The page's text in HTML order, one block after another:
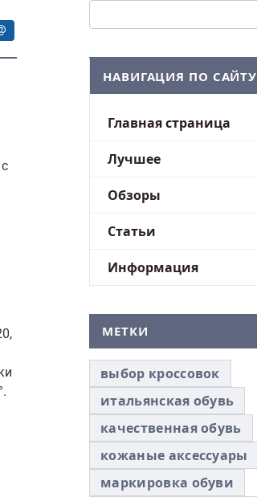
НАВИГАЦИЯ ПО САЙТУ
Главная страница
Лучшее
Обзоры
Статьи
Информация
МЕТКИ
выбор кроссовок
итальянская обувь
качественная обувь
кожаные аксессуары
маркировка обуви